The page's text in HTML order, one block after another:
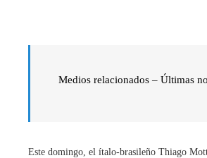
Medios relacionados – Últimas
Este domingo, el ítalo-brasileño Thiago